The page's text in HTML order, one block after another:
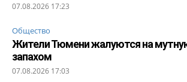
07.08.2026 17:23
Общество
Жители Тюмени жалуются на
запахом
07.08.2026 17:03